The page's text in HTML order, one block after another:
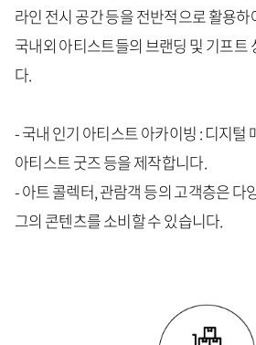
라인 전시 공간 등을 전반적으로 활용하
국내외 아티스트들의 브랜딩 및 기프트
다.
- 국내 인기 아티스트 아카이빙 : 디지털
아티스트 굿즈 등을 제작합니다.
- 아트 콜렉터, 관람객 등의 고객층은 다
그의 콘텐츠를 소비할 수 있습니다.